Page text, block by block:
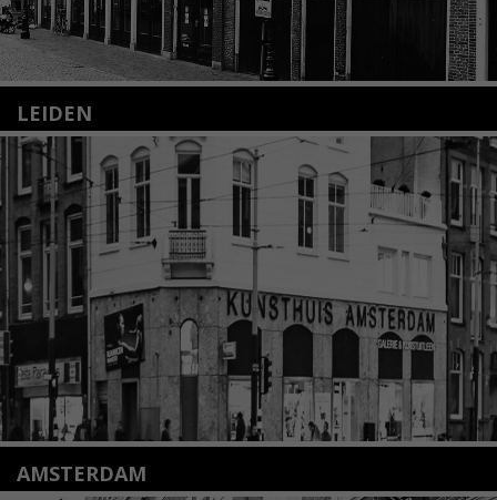
LEIDEN
Nieuwstraat 35
2312 KA Leiden
+31(0)71 – 52 84 480
info@kunsthuisleiden.nl
Lees meer
AMSTERDAM